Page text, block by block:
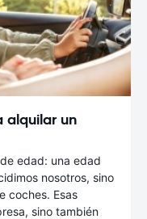
alquilar un
edad: una edad
nosotros, sino
coches. Esas
sino también